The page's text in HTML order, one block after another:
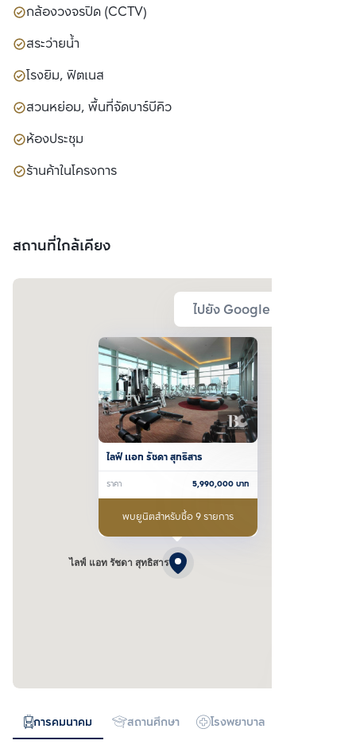
กล้องวงจรปิด (CCTV)
สระว่ายน้ำ
โรงยิม, ฟิตเนส
สวนหย่อม, พื้นที่จัดบาร์บีคิว
ห้องประชุม
ร้านค้าในโครงการ
สถานที่ใกล้เคียง
ไปยัง Google Map
ไลฟ์ แอท รัชดา สุทธิสาร
ไลฟ์ แอท รัชดา สุทธิสาร
ราคา 5,990,000บาท
พบยูนิตสำหรับซื้อ 9 รายการ
การคมนาคม สถานศึกษา โรงพยาบาล